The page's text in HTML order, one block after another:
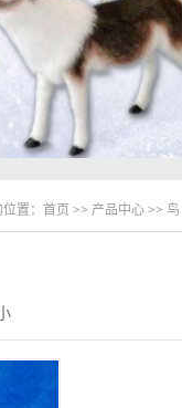
置： 首页 >> 产品中心 >> 鸟